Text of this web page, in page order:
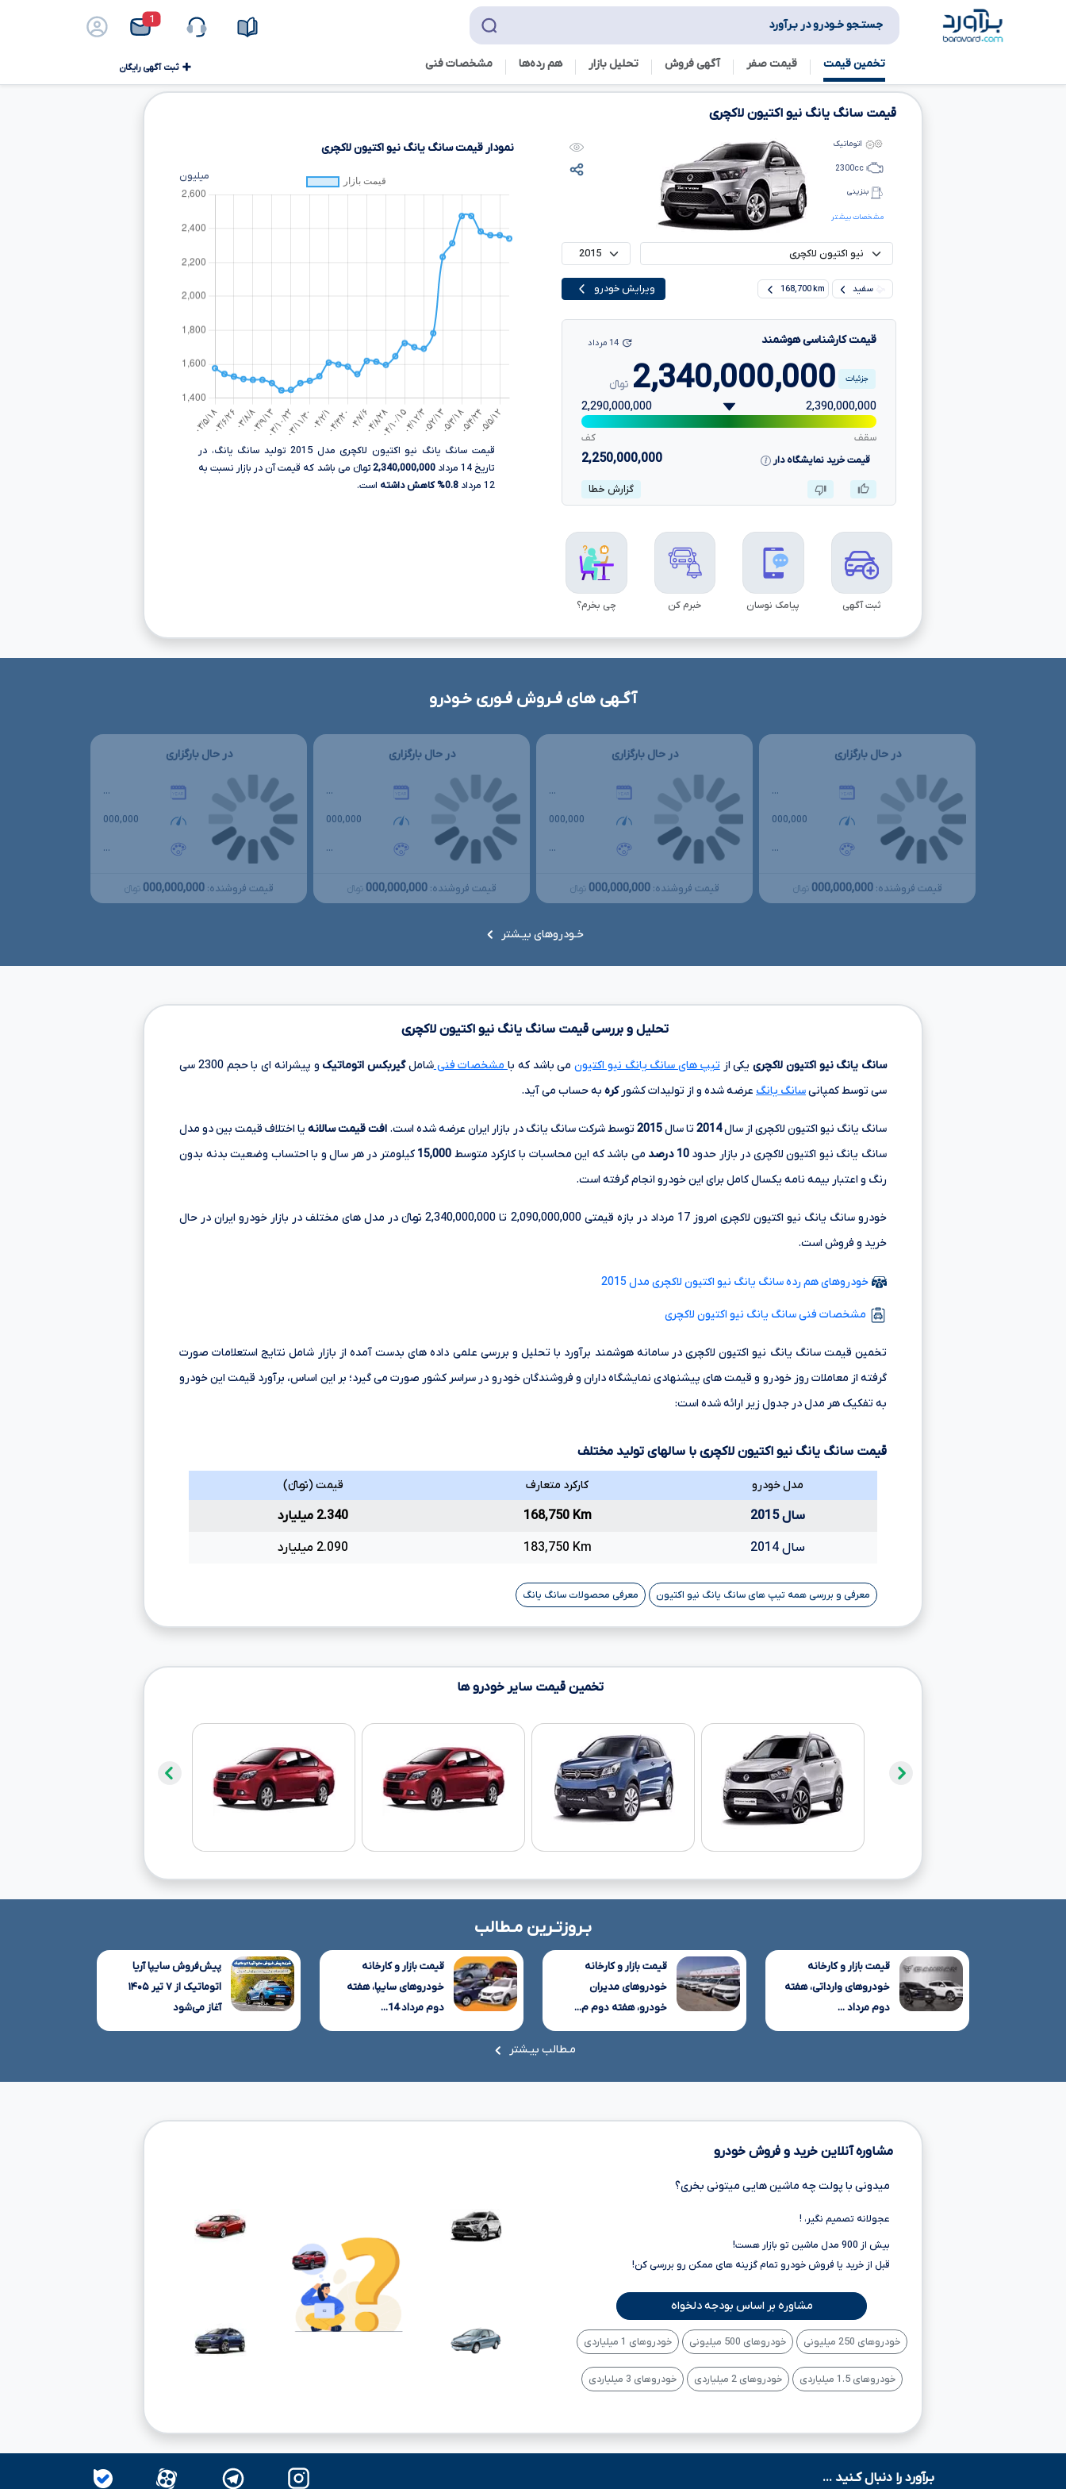
1 جستـجو خـودرو در بـرآورد
تخمین قیمت قیمت صفر آگهی فروش تحلیل بازار هم رده‌ها‌ مشخصات فنی ثبت آگهی رایگان
قیمت سانگ یانگ نیو اکتیون لاکچری
مشخصات بیشتر
اتوماتیک
2300cc
بنزینی
سفید 168,700 km ویرایش خودرو
قیمت کارشناسی هوشمند
2,340,000,000 تومانءءء
14 مرداد
جزئیات
2,390,000,000
2,290,000,000
سقف
کف
قیمت خرید نمایشگاه دار
2,250,000,000
گزارش خطا
ثبت آگهی پیامک نوسان خبرم کن چی بخرم؟
نمودار قیمت سانگ یانگ نیو اکتیون لاکچری
میلیون
قیمت سانگ یانگ نیو اکتیون لاکچری مدل 2015 تولید سانگ یانگ، در
تاریخ 14 مرداد
2,340,000,000 تومانءءء می باشد که قیمت آن در بازار نسبت به
12 مرداد
0.8% کاهش داشته است.
آگـهی های فـروش فـوری خـودرو
در حال بارگزاری
...
000,000
...
قیمت فروشنده: 000,000,000 تومانءءء
در حال بارگزاری
...
000,000
...
قیمت فروشنده: 000,000,000 تومانءءء
در حال بارگزاری
...
000,000
...
قیمت فروشنده: 000,000,000 تومانءءء
در حال بارگزاری
...
000,000
...
قیمت فروشنده: 000,000,000 تومانءءء
خـودروهای بیـشتر
تحلیل و بررسی قیمت سانگ یانگ نیو اکتیون لاکچری
سانگ یانگ نیو اکتیون لاکچری یکی ازتیپ های سانگ یانگ نیو اکتیون می باشد که بامشخصات فنیشاملگیربکس اتوماتیک و پیشرانه ای با حجم
2300 سی
سی توسط کمپانیسانگ یانگ عرضه شده و از تولیدات کشورکره به حساب می آید.
سانگ یانگ نیو اکتیون لاکچری از سال2014 تا سال2015 توسط شرکت سانگ یانگ در بازار ایران عرضه شده است. افت قیمت سالانهیا اختلاف قیمت بین دو مدل
سانگ یانگ نیو اکتیون لاکچری در بازار حدود10 درصد می باشد که این محاسبات با کارکرد متوسط 15,000 کیلومتر در هر سال و با احتساب وضعیت بدنه بدون
رنگ و اعتبار بیمه نامه یکسال کامل برای این خودرو انجام گرفته است.
خودرو سانگ یانگ نیو اکتیون لاکچری امروز 17 مرداد در بازه قیمتی 2,090,000,000 تا 2,340,000,000 تومانءءء در مدل های مختلف در بازار خودرو ایران در حال
خرید و فروش است.
خودروهای هم رده سانگ یانگ نیو اکتیون لاکچری مدل 2015
مشخصات فنی سانگ یانگ نیو اکتیون لاکچری
تخمین قیمت سانگ یانگ نیو اکتیون لاکچری در سامانه هوشمند برآورد با تحلیل و بررسی علمی داده های بدست آمده از بازار شامل نتایج استعلامات صورت
گرفته از معاملات روز خودرو و قیمت های پیشنهادی نمایشگاه داران و فروشندگان خودرو در سراسر کشور صورت می گیرد؛ بر این اساس، برآورد قیمت این خودرو
به تفکیک هر مدل در جدول زیر ارائه شده است:
قیمت سانگ یانگ نیو اکتیون لاکچری با سالهای تولید مختلف
مدل خودرو کارکرد متعارف قیمت (تومانءءء)
سال 2015 168,750 Km
2.340 میلیارد
سال 2014
183,750 Km 2.090 میلیارد
معرفی و بررسی همه تیپ های سانگ یانگ نیو اکتیون معرفی محصولات سانگ یانگ
تخمین قیمت سایر خودرو ها
بـروزتـرین مـطالب
قیمت بازار و کارخانه
خودروهای وارداتی، هفته
دوم مرداد ...
قیمت بازار و کارخانه
خودروهای مدیران
خودرو، هفته دوم م...
قیمت بازار و کارخانه
خودروهای سایپا، هفته
دوم مرداد 14...
پیش‌فروش سایپا آریا
اتوماتیک از ۷ تیر ۱۴۰۵
آغاز می‌شود
مـطالب بیـشتر
مشاوره آنلاین خرید و فروش خودرو
میدونی با پولت چه ماشین هایی میتونی بخری؟
عجولانه تصمیم نگیر، !
بیش از 900 مدل ماشین تو بازار هست!
قبل از خرید یا فروش خودرو تمام گزینه های ممکن رو بررسی کن!
مشاوره بر اساس بودجه دلخواه
خودروهای 250 میلیونی خودروهای 500 میلیونی خودروهای 1 میلیاردی
خودروهای 1.5 میلیاردی خودروهای 2 میلیاردی خودروهای 3 میلیاردی
بـرآورد را دنبال کـنید ...